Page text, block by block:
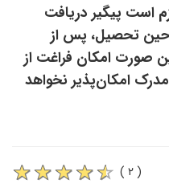
است پیگیر دریافت
حین تحصیل، پس از
صورت امکان فراغت از
امکان‌پذیر نخواهد
( ۲ )